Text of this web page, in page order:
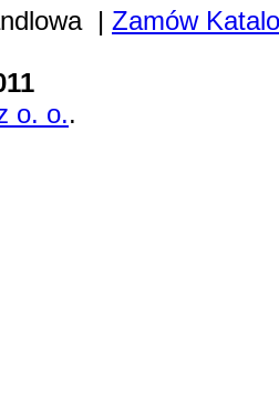
| Zamów
o. o..